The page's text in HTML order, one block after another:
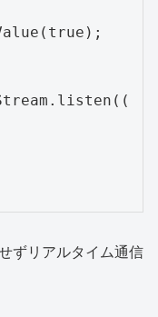
ずリアルタイム通信